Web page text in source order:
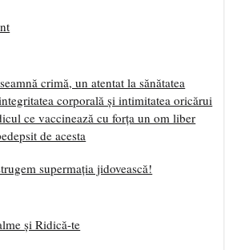
crimă, un atentat la sănătatea
corporală și intimitatea oricărui
ce vaccinează cu forța un om liber
de acesta
supermația jidovească!
și Ridică-te